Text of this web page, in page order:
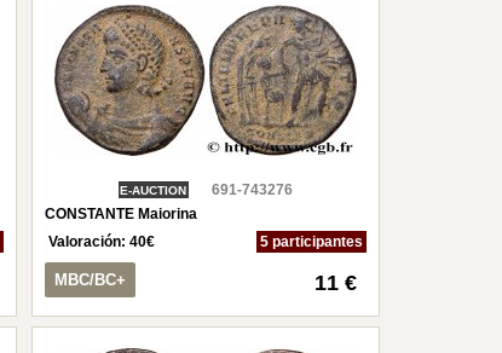
E-AUCTION
691-743276
CONSTANTE Maiorina
Valoración:40€ 5 participantes
MBC/BC+ 11 €